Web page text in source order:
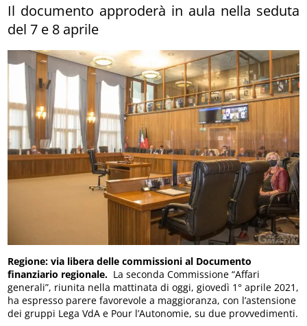
Il documento approderà in aula nella seduta
del 7 e 8 aprile
Regione: via libera delle commissioni al Documento
finanziario regionale. La seconda Commissione “Affari
generali”, riunita nella mattinata di oggi, giovedì 1° aprile 2021,
ha espresso parere favorevole a maggioranza, con l’astensione
dei gruppi Lega VdA e Pour l’Autonomie, su due provvedimenti.